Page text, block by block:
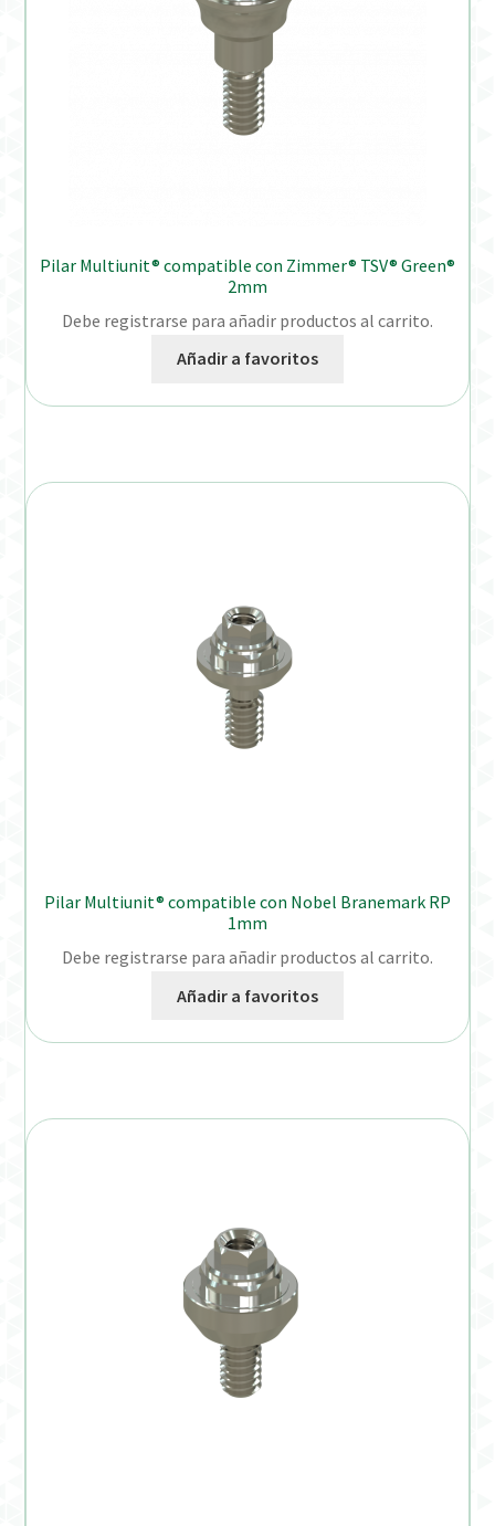
Pilar Multiunit® compatible con Zimmer® TSV® Green®
2mm
Debe registrarse para añadir productos al carrito.
Añadir a favoritos
Pilar Multiunit® compatible con Nobel Branemark RP
1mm
Debe registrarse para añadir productos al carrito.
Añadir a favoritos